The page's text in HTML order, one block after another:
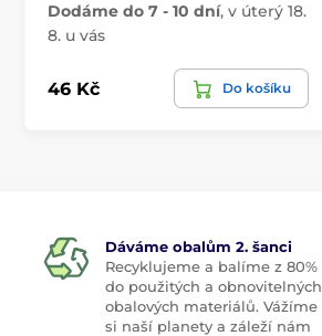
Dodáme do 7 - 10 dní, v úterý 18.
8. u vás
46 Kč Do košíku
Dáváme obalům 2. šanci
Recyklujeme a balíme z 80%
do použitých a obnovitelných
obalových materiálů. Vážíme
si naší planety a záleží nám